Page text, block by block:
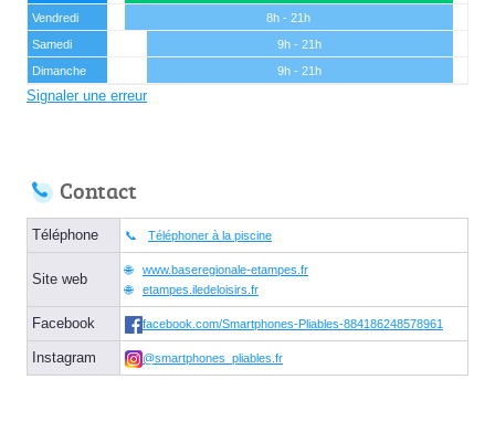
Vendredi
8h - 21h
Samedi
9h - 21h
Dimanche
9h - 21h
Signaler une erreur
Contact
Téléphone Téléphoner à la piscine
Site web
www.baseregionale-etampes.fr
etampes.iledeloisirs.fr
Facebook facebook.com/Smartphones-Pliables-884186248578961
Instagram @smartphones_pliables.fr